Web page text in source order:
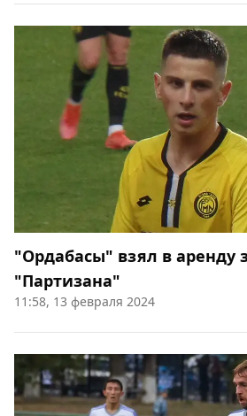
"Ордабасы" взял в аренду
"Партизана"
11:58, 13 февраля 2024